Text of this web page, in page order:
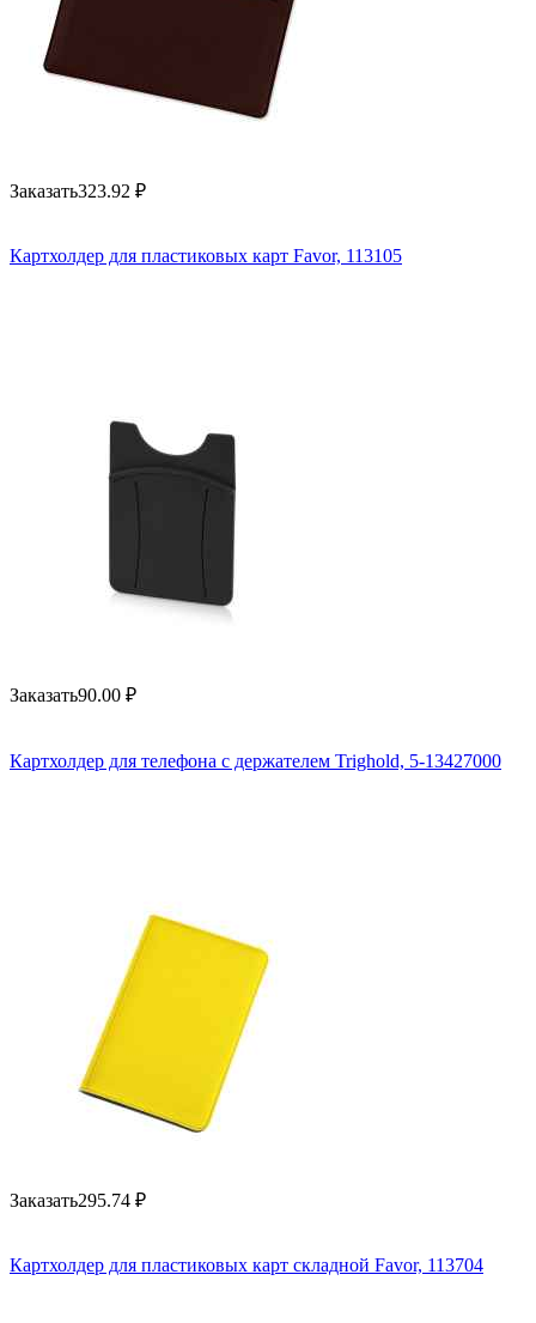
Заказать323.92 ₽
Картхолдер для пластиковых карт Favor, 113105
Заказать90.00 ₽
Картхолдер для телефона с держателем Trighold, 5-13427000
Заказать295.74 ₽
Картхолдер для пластиковых карт складной Favor, 113704